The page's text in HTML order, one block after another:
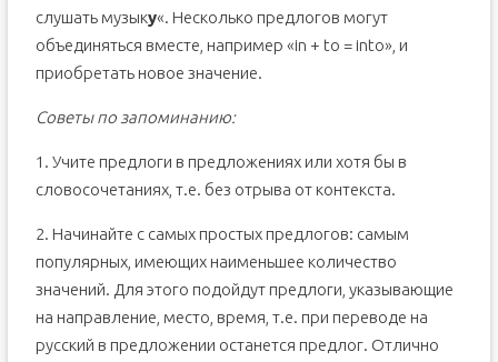
слушать музыку«. Несколько предлогов могут
объединяться вместе, например «in + to = into», и
приобретать новое значение.
Советы по запоминанию:
1. Учите предлоги в предложениях или хотя бы в
словосочетаниях, т.е. без отрыва от контекста.
2. Начинайте с самых простых предлогов: самым
популярных, имеющих наименьшее количество
значений. Для этого подойдут предлоги, указывающие
на направление, место, время, т.е. при переводе на
русский в предложении останется предлог. Отлично